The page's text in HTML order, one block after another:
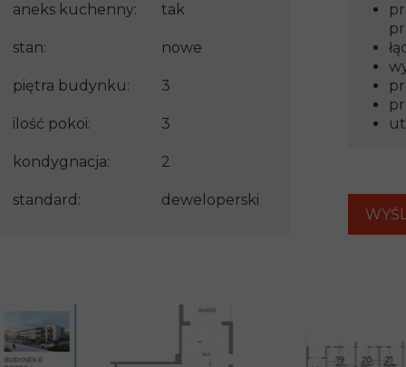
aneks kuchenny: tak
stan: nowe
piętra budynku: 3
ilość pokoi: 3
kondygnacja: 2
standard: deweloperski